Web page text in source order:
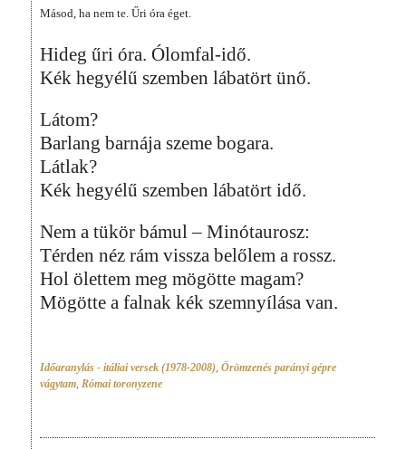
Másod, ha nem te. Űri óra éget.
Hideg űri óra. Ólomfal-idő.
Kék hegyélű szemben lábatört ünő.
Látom?
Barlang barnája szeme bogara.
Látlak?
Kék hegyélű szemben lábatört idő.
Nem a tükör bámul – Minótaurosz:
Térden néz rám vissza belőlem a rossz.
Hol ölettem meg mögötte magam?
Mögötte a falnak kék szemnyílása van.
Időaranylás - itáliai versek (1978-2008), Örömzenés parányi gépre
vágytam, Római toronyzene